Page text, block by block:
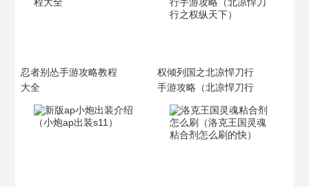
忍者别怂手游攻略教程
大全
权倾列国之北凉悍刀行
手游攻略（北凉悍刀行
之权纵天下）